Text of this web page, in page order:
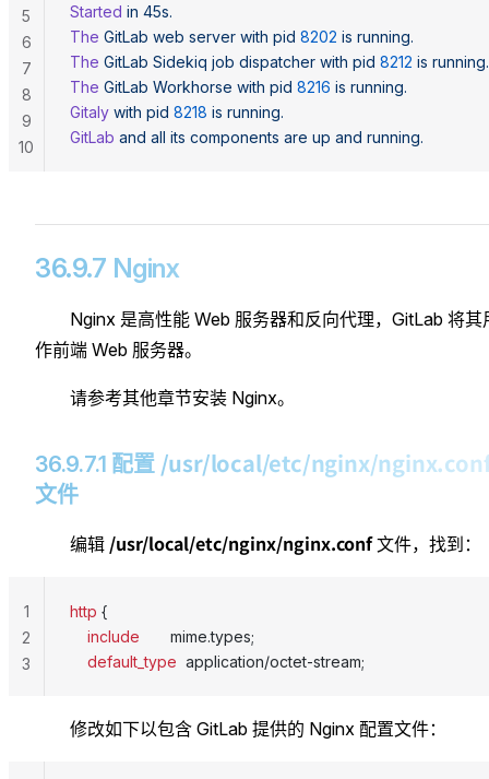
Started in 45s.
The GitLab web server with pid 8202 is running.
The GitLab Sidekiq job dispatcher with pid 8212 is running.
The GitLab Workhorse with pid 8216 is running.
Gitaly with pid 8218 is running.
GitLab and all its components are up and running.
5
6
7
8
9
10
36.9.7 Nginx
Nginx 是高性能 Web 服务器和反向代理，GitLab 将其
作前端 Web 服务器。
请参考其他章节安装 Nginx。
36.9.7.1 配置 /usr/local/etc/nginx/
文件
编辑 /usr/local/etc/nginx/nginx.conf文件，找到：
http {
    include
      mime.types;
    default_type
application/octet-stream;
1
2
3
修改如下以包含 GitLab 提供的 Nginx 配置文件：